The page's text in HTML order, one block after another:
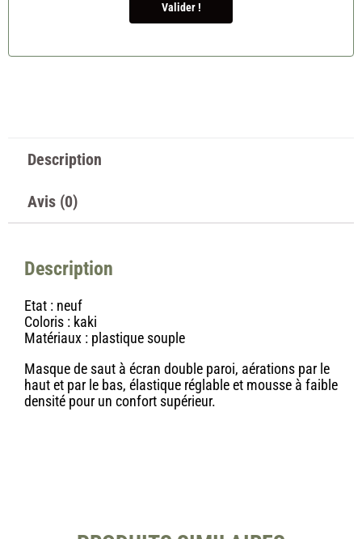
Valider !
Description
Avis (0)
Description
Etat : neuf
Coloris : kaki
Matériaux : plastique souple
Masque de saut à écran double paroi, aérations par le
haut et par le bas, élastique réglable et mousse à faible
densité pour un confort supérieur.